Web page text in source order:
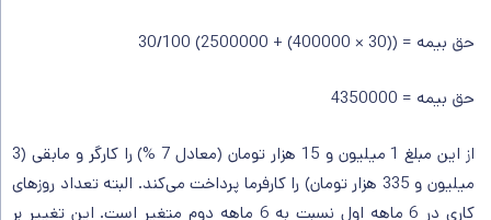
حق بیمه = ((30 × 400000) + 2500000) 30/100
حق بیمه = 4350000
از این مبلغ 1 میلیون و 15 هزار تومان (معادل 7 %) را کارگر و مابقی (3
میلیون و 335 هزار تومان) را کارفرما پرداخت می‌کند. البته تعداد روزهای
کاری در 6 ماهه اول نسبت به 6 ماهه دوم متغیر است. این تغییر بر